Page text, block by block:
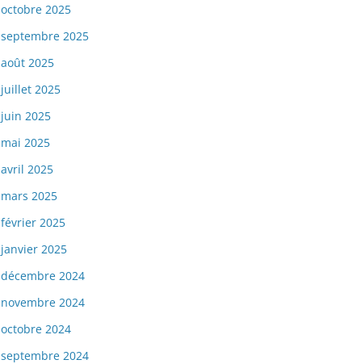
octobre 2025
septembre 2025
août 2025
juillet 2025
juin 2025
mai 2025
avril 2025
mars 2025
février 2025
janvier 2025
décembre 2024
novembre 2024
octobre 2024
septembre 2024